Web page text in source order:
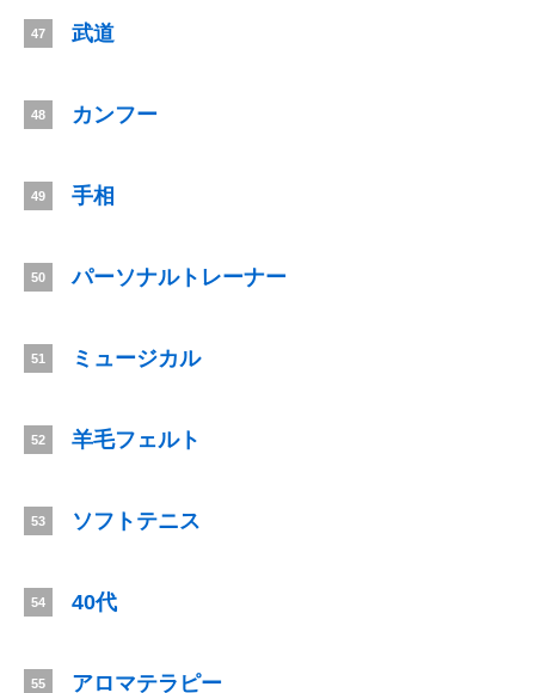
47 武道
48 カンフー
49 手相
50 パーソナルトレーナー
51 ミュージカル
52 羊毛フェルト
53 ソフトテニス
54 40代
55 アロマテラピー